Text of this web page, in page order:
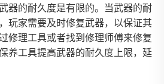
器的耐久度是有限的。当武器的耐
玩家需要及时修复武器，以保证其
修理工具或者找到修理师傅来修复
养工具提高武器的耐久度上限，延